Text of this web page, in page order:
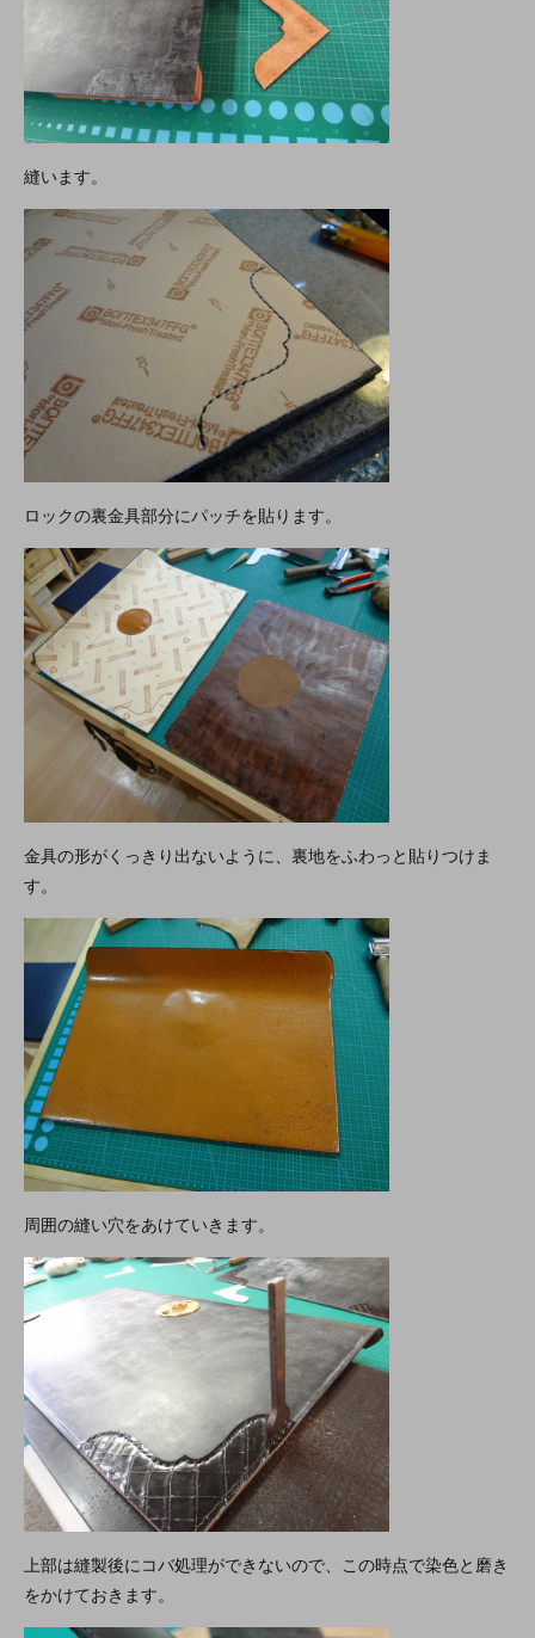
縫います。
ロックの裏金具部分にパッチを貼ります。
金具の形がくっきり出ないように、裏地をふわっと貼りつけま
す。
周囲の縫い穴をあけていきます。
上部は縫製後にコバ処理ができないので、この時点で染色と磨き
をかけておきます。